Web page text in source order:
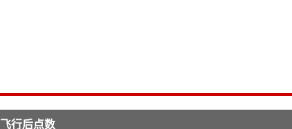
飞行后点数